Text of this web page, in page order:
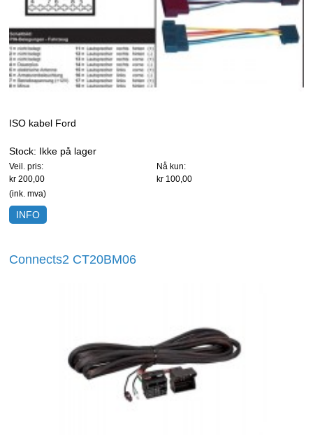
ISO kabel Ford
Stock: Ikke på lager
Veil. pris:
kr 200,00
Nå kun:
kr 100,00
(ink. mva)
INFO
Connects2 CT20BM06